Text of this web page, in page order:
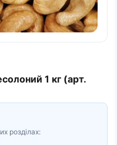
1 кг (арт.
розділах: